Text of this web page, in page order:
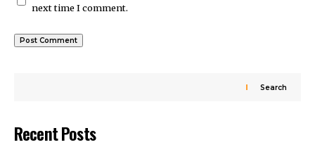
next time I comment.
Search
Recent Posts